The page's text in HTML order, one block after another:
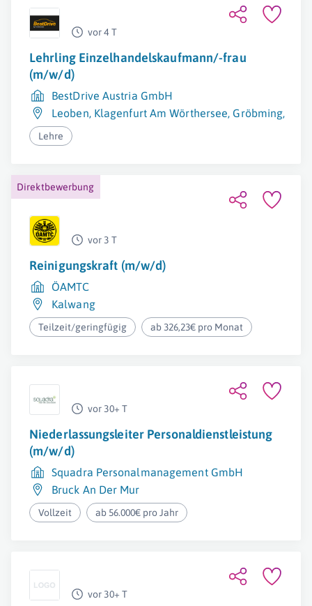
vor 4 T
Lehrling Einzelhandelskaufmann/-frau
(m/w/d)
BestDrive Austria GmbH
Leoben, Klagenfurt Am Wörthersee, Gröbming,
Lehre
Direktbewerbung
vor 3 T
Reinigungskraft (m/w/d)
ÖAMTC
Kalwang
Teilzeit/geringfügig ab 326,23€ pro Monat
vor 30+ T
Niederlassungsleiter Personaldienstleistung
(m/w/d)
Squadra Personalmanagement GmbH
Bruck An Der Mur
Vollzeit ab 56.000€ pro Jahr
vor 30+ T